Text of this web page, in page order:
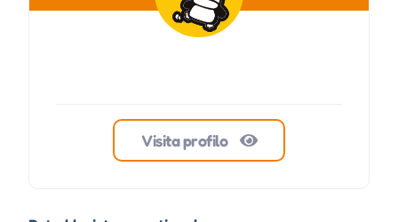
Visita profilo